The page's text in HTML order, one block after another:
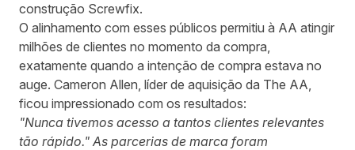
construção Screwfix.
O alinhamento com esses públicos permitiu à AA atingir
milhões de clientes no momento da compra,
exatamente quando a intenção de compra estava no
auge. Cameron Allen, líder de aquisição da The AA,
ficou impressionado com os resultados:
"Nunca tivemos acesso a tantos clientes relevantes
tão rápido." As parcerias de marca foram